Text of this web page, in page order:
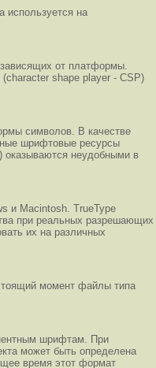
используется на
от платформы.
shape player - CSP)
символов. В качестве
шрифтовые ресурсы
оказываются неудобными в
и Macintosh. TrueType
при реальных разрешающих
их на различных
момент файлы типа
шрифтам. При
может быть определена
время этот формат